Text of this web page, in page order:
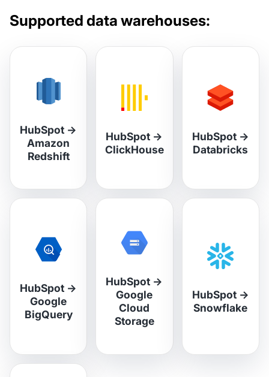
Supported data warehouses:
HubSpot →
Amazon
Redshift
HubSpot →
ClickHouse
HubSpot→
Databricks
HubSpot →
Google
BigQuery
HubSpot →
Google
Cloud
Storage
HubSpot→
Snowflake